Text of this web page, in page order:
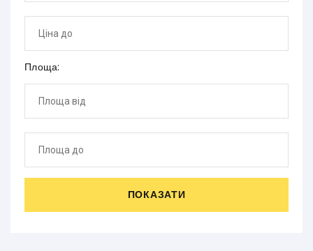
Площа:
ПОКАЗАТИ